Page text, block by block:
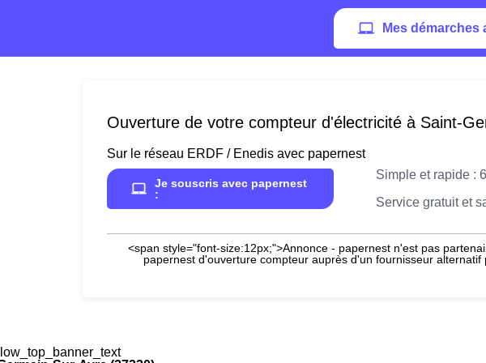
Mes démarches
Ouverture de votre compteur d'électricité à Saint-
Sur le réseau ERDF / Enedis avec papernest
Je souscris avec papernest
:
Simple et rapide :
Service gratuit et
<span style="font-size:12px;">Annonce - papernest n'est pas
papernest d'ouverture compteur auprès d'un fournisseur alternatif